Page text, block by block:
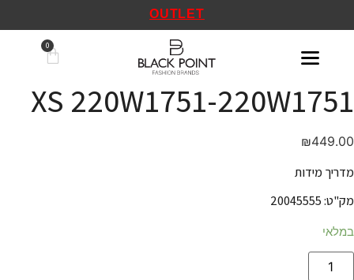
OUTLET
XS 220W1751-220W1751
₪449.00
מדריך מידות
מק"ט: 20045555
במלאי